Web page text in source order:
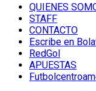
QUIENES
STAFF
CONTACTO
Escribe en
RedGol
APUESTAS